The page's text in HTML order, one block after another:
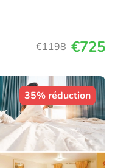
€1198 €725
35% réduction